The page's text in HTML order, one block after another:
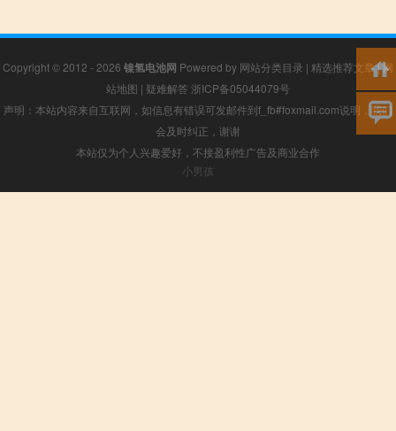
Copyright © 2012 - 2026 镍氢电池网 Powered by 网站分类目录 | 精选推荐文章|网
站地图 | 疑难解答 浙ICP备05044079号
声明：本站内容来自互联网，如信息有错误可发邮件到f_fb#foxmail.com说明，我们
会及时纠正，谢谢
本站仅为个人兴趣爱好，不接盈利性广告及商业合作
小男孩